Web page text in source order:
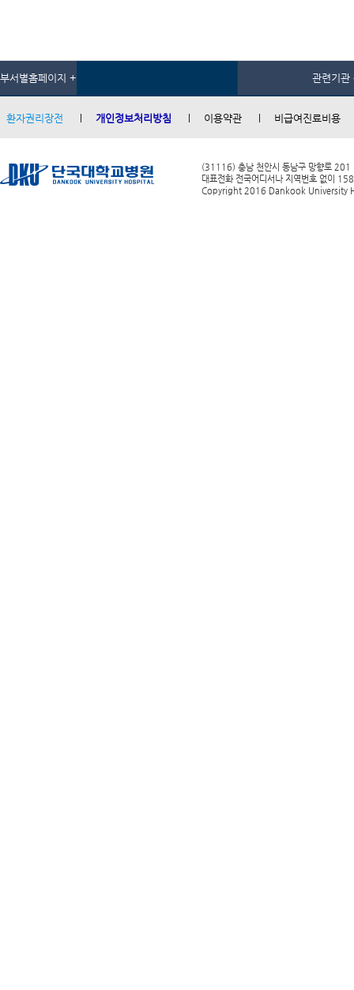
부서별홈페이지 + 관련기관
환자권리장전 개인정보처리방침 이용약관 비급여진료비용
(31116) 충남 천안시 동남구 망향로 201
대표전화 전국어디서나 지역번호 없이
Copyright 2016 Dankook University